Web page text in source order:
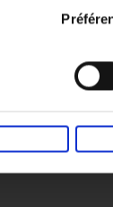
Société
Qui